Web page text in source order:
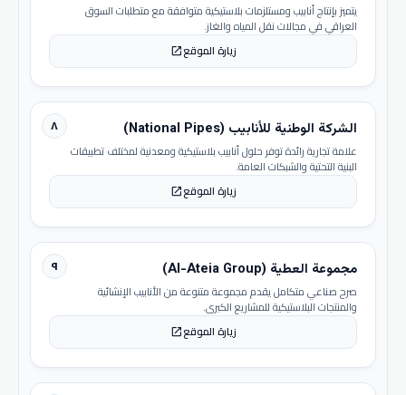
يتميز بإنتاج أنابيب ومستلزمات بلاستيكية متوافقة مع متطلبات السوق
العراقي في مجالات نقل المياه والغاز.
زيارة الموقعopen_in_new
٨ الشركة الوطنية للأنابيب (National Pipes)
علامة تجارية رائدة توفر حلول أنابيب بلاستيكية ومعدنية لمختلف تطبيقات
البنية التحتية والشبكات العامة.
زيارة الموقعopen_in_new
٩ مجموعة العطية (Al-Ateia Group)
صرح صناعي متكامل يقدم مجموعة متنوعة من الأنابيب الإنشائية
والمنتجات البلاستيكية للمشاريع الكبرى.
زيارة الموقعopen_in_new